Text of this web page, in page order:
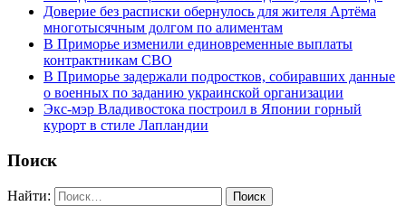
Доверие без расписки обернулось для жителя Артёма
многотысячным долгом по алиментам
В Приморье изменили единовременные выплаты
контрактникам СВО
В Приморье задержали подростков, собиравших данные
о военных по заданию украинской организации
Экс-мэр Владивостока построил в Японии горный
курорт в стиле Лапландии
Поиск
Найти: